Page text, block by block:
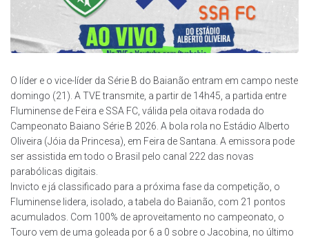
O líder e o vice-líder da Série B do Baianão entram em campo neste
domingo (21). A TVE transmite, a partir de 14h45, a partida entre
Fluminense de Feira e SSA FC, válida pela oitava rodada do
Campeonato Baiano Série B 2026. A bola rola no Estádio Alberto
Oliveira (Jóia da Princesa), em Feira de Santana. A emissora pode
ser assistida em todo o Brasil pelo canal 222 das novas
parabólicas digitais.
Invicto e já classificado para a próxima fase da competição, o
Fluminense lidera, isolado, a tabela do Baianão, com 21 pontos
acumulados. Com 100% de aproveitamento no campeonato, o
Touro vem de uma goleada por 6 a 0 sobre o Jacobina, no último